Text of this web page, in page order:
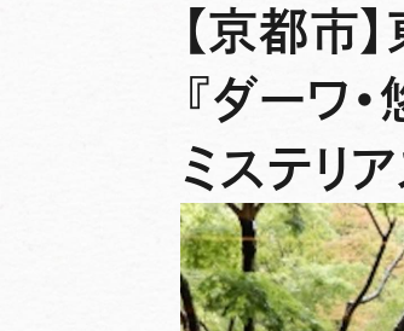
【京都市
『ダーワ
ミステリ